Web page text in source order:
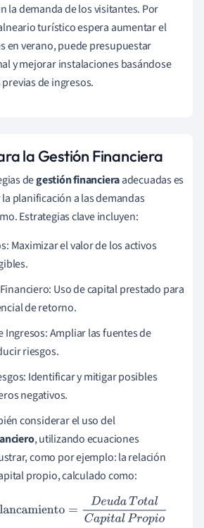
la demanda de los visitantes. Por
turístico espera aumentar el
en verano, puede presupuestar
y mejorar instalaciones basándose
de ingresos.
la Gestión Financiera
degestión financieraadecuadas es
planificación a las demandas
Estrategias clave incluyen:
Maximizar el valor de los activos
Uso de capital prestado para
de retorno.
Ingresos: Ampliar las fuentes de
riesgos.
Identificar y mitigar posibles
negativos.
considerar el uso del
, utilizando ecuaciones
como por ejemplo: la relación
propio, calculado como:
=Deuda TotalCapitalPropio